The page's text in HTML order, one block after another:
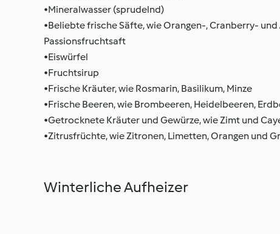
•Mineralwasser (sprudelnd)
•Beliebte frische Säfte, wie Orangen-, Cranberry-
Passionsfruchtsaft
•Eiswürfel
•Fruchtsirup
•Frische Kräuter, wie Rosmarin, Basilikum, Minze
•Frische Beeren, wie Brombeeren, Heidelbeeren,
•Getrocknete Kräuter und Gewürze, wie Zimt und
•Zitrusfrüchte, wie Zitronen, Limetten, Orangen und
Winterliche Aufheizer